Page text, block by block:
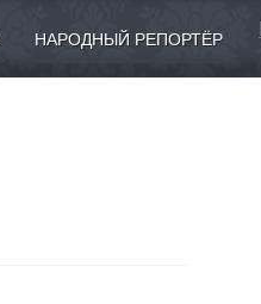
НАРОДНЫЙ РЕПОРТЁР